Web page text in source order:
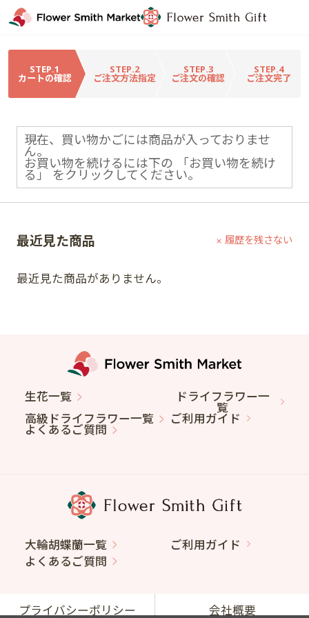
STEP.1
カートの確認
STEP.2
ご注文方法指定
STEP.3
ご注文の確認
STEP.4
ご注文完了
現在、買い物かごには商品が入っておりませ
ん。
お買い物を続けるには下の 「お買い物を続け
る」 をクリックしてください。
最近見た商品
最近見た商品がありません。
履歴を残さない
生花一覧 ドライフラワー一
覧
高級ドライフラワー一覧 ご利用ガイド
よくあるご質問
大輪胡蝶蘭一覧
ご利用ガイド
よくあるご質問
プライバシーポリシー 会社概要